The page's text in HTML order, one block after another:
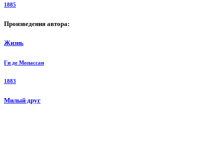
1885
Произведения автора:
Жизнь
Ги де Мопассан
1883
Милый друг